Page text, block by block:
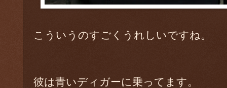
こういうのすごくうれしいですね。
彼は青いディガーに乗ってます。